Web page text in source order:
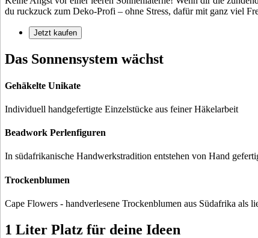
du ruckzuck zum Deko-Profi – ohne Stress, dafür mit ganz viel
Jetzt kaufen
Das Sonnensystem wächst
Gehäkelte Unikate
Individuell handgefertigte Einzelstücke aus feiner Häkelarbeit
Beadwork Perlenfiguren
In südafrikanische Handwerkstradition entstehen von Hand
Trockenblumen
Cape Flowers - handverlesene Trockenblumen aus Südafrika als
1 Liter Platz für deine Ideen